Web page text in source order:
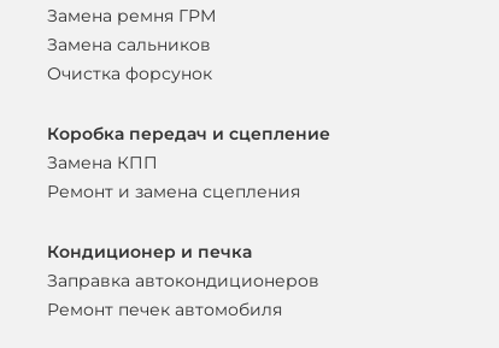
Замена ремня ГРМ
Замена сальников
Очистка форсунок
Коробка передач и сцепление
Замена КПП
Ремонт и замена сцепления
Кондиционер и печка
Заправка автокондиционеров
Ремонт печек автомобиля